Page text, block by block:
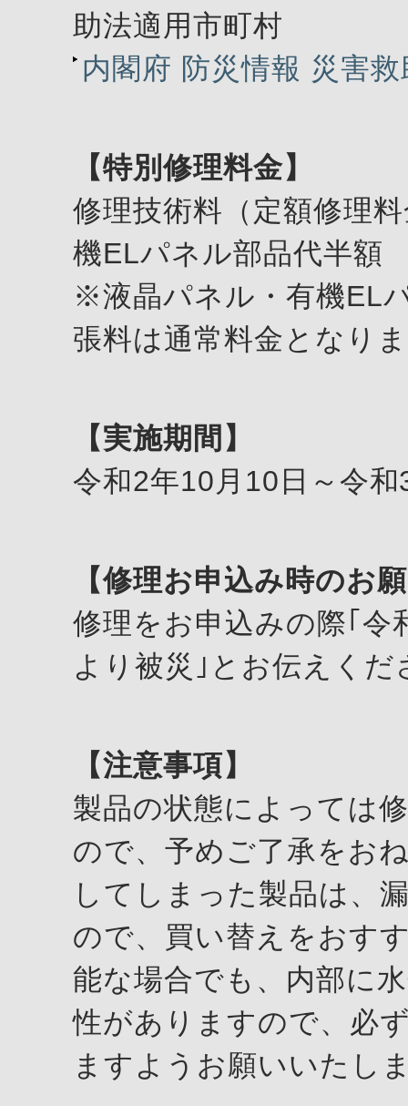
助法適用市町村
内閣府 防災情報 災害
【特別修理料金】
修理技術料（定額修理
機ELパネル部品代半額
※液晶パネル・有機EL
張料は通常料金となり
【実施期間】
令和2年10月10日～令
【修理お申込み時のお
修理をお申込みの際｢令
より被災｣とお伝えくだ
【注意事項】
製品の状態によっては
ので、予めご了承をお
してしまった製品は、
ので、買い替えをおす
能な場合でも、内部に
性がありますので、必
ますようお願いいたし